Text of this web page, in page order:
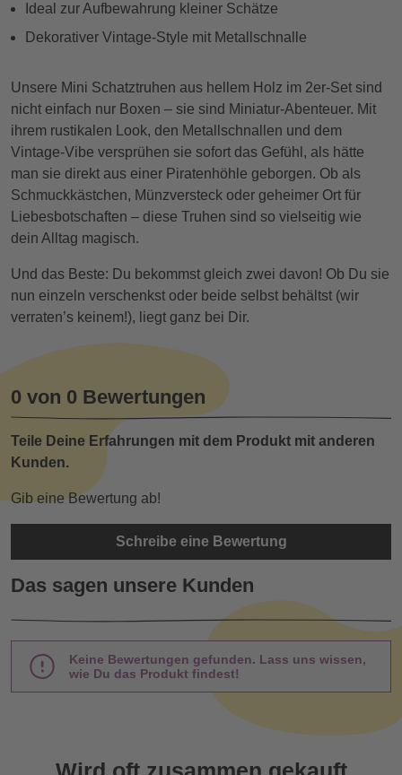
Ideal zur Aufbewahrung kleiner Schätze
Dekorativer Vintage-Style mit Metallschnalle
Unsere Mini Schatztruhen aus hellem Holz im 2er-Set sind
nicht einfach nur Boxen – sie sind Miniatur-Abenteuer. Mit
ihrem rustikalen Look, den Metallschnallen und dem
Vintage-Vibe versprühen sie sofort das Gefühl, als hätte
man sie direkt aus einer Piratenhöhle geborgen. Ob als
Schmuckkästchen, Münzversteck oder geheimer Ort für
Liebesbotschaften – diese Truhen sind so vielseitig wie
dein Alltag magisch.
Und das Beste: Du bekommst gleich zwei davon! Ob Du sie
nun einzeln verschenkst oder beide selbst behältst (wir
verraten’s keinem!), liegt ganz bei Dir.
0 von 0 Bewertungen
Teile Deine Erfahrungen mit dem Produkt mit anderen
Kunden.
Gib eine Bewertung ab!
Schreibe eine Bewertung
Das sagen unsere Kunden
Keine Bewertungen gefunden. Lass uns wissen,
wie Du das Produkt findest!